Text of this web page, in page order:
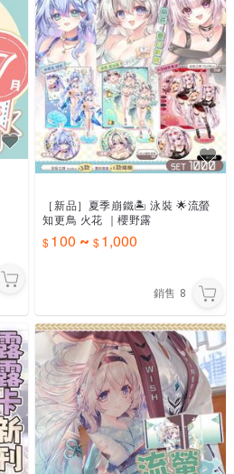
［新品］夏季崩鐵🏝️ 泳裝 🌟流螢
知更鳥 火花 ｜櫻野露
100 ~ 1,000
銷售 8